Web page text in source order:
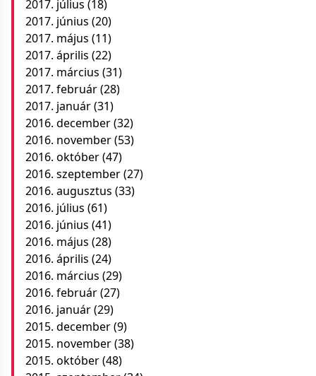
2017. július (18)
2017. június (20)
2017. május (11)
2017. április (22)
2017. március (31)
2017. február(28)
2017. január(31)
2016. december(32)
2016. november(53)
2016. október(47)
2016. szeptember(27)
2016. augusztus (33)
2016. július (61)
2016. június (41)
2016. május (28)
2016. április (24)
2016. március (29)
2016. február(27)
2016. január(29)
2015. december(9)
2015. november(38)
2015. október(48)